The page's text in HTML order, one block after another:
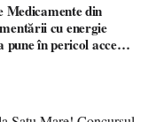
din
cu energie
în pericol accesul